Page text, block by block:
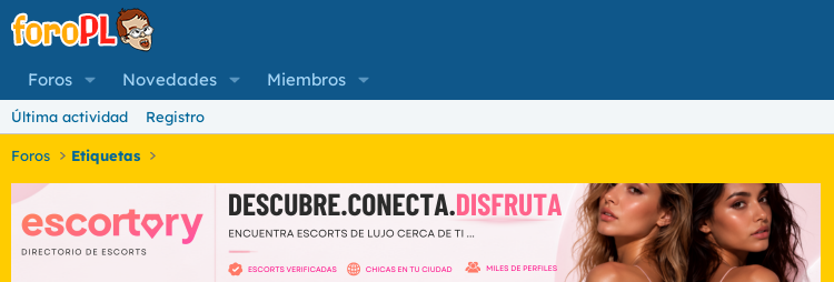
Foros Novedades Miembros
Última actividad Registro
Foros Etiquetas